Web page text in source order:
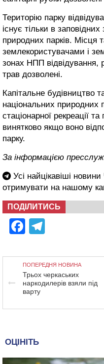
Територію парку
існує тільки в
природних парків. Місця
землекористувачами і
зонах НПП відвідування,
трав дозволені.
Капітальне будівництво
національних природних
стаціонарної рекреації
винятково якщо воно
парку.
За інформацією
Усі найцікавіші
отримувати на нашому
ПОДІЛИТИСЬ
Facebook
ПОПЕРЕДНЯ НОВИНА
Трьох черкаських
наркодилерів взяли під
варту